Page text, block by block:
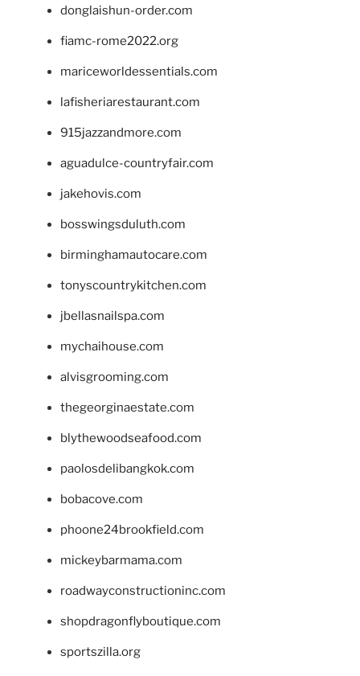
donglaishun-order.com
fiamc-rome2022.org
mariceworldessentials.com
lafisheriarestaurant.com
915jazzandmore.com
aguadulce-countryfair.com
jakehovis.com
bosswingsduluth.com
birminghamautocare.com
tonyscountrykitchen.com
jbellasnailspa.com
mychaihouse.com
alvisgrooming.com
thegeorginaestate.com
blythewoodseafood.com
paolosdelibangkok.com
bobacove.com
phoone24brookfield.com
mickeybarmama.com
roadwayconstructioninc.com
shopdragonflyboutique.com
sportszilla.org